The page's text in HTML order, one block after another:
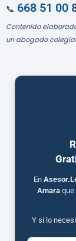
📞 668 51 00
Contenido
un abogado
En
Amaraque
Y si lo